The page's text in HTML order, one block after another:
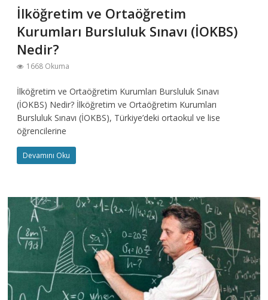
İlköğretim ve Ortaöğretim
Kurumları Bursluluk Sınavı (İOKBS)
Nedir?
1668 Okuma
İlköğretim ve Ortaöğretim Kurumları Bursluluk Sınavı
(İOKBS) Nedir? İlköğretim ve Ortaöğretim Kurumları
Bursluluk Sınavı (İOKBS), Türkiye’deki ortaokul ve lise
öğrencilerine
Devamını Oku